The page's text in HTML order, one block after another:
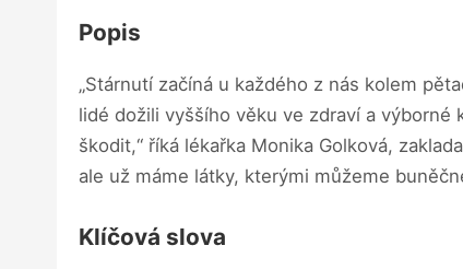
Popis
„Stárnutí začíná u každého z nás kolem
lidé dožili vyššího věku ve zdraví a
škodit,“ říká lékařka Monika Golková,
ale už máme látky, kterými můžeme
Klíčová slova